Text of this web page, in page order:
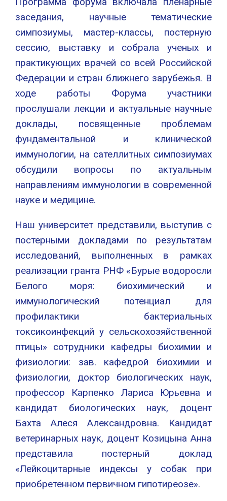
заседания, научные тематические
симпозиумы, мастер-классы, постерную
сессию, выставку и собрала ученых и
практикующих врачей со всей Российской
Федерации и стран ближнего зарубежья. В
ходе работы Форума участники
прослушали лекции и актуальные научные
доклады, посвященные проблемам
фундаментальной и клинической
иммунологии, на сателлитных симпозиумах
обсудили вопросы по актуальным
направлениям иммунологии в современной
науке и медицине.
Наш университет представили, выступив с
постерными докладами по результатам
исследований, выполненных в рамках
реализации гранта РНФ «Бурые водоросли
Белого моря: биохимический и
иммунологический потенциал для
профилактики бактериальных
токсикоинфекций у сельскохозяйственной
птицы» сотрудники кафедры биохимии и
физиологии: зав. кафедрой биохимии и
физиологии, доктор биологических наук,
профессор Карпенко Лариса Юрьевна и
кандидат биологических наук, доцент
Бахта Алеся Александровна. Кандидат
ветеринарных наук, доцент Козицына Анна
представила постерный доклад
«Лейкоцитарные индексы у собак при
приобретенном первичном гипотиреозе».